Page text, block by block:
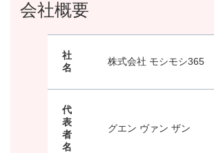
会社概要
社
名
株式会社 モシモシ365
代
表
者
名
グエン ヴァン ザン